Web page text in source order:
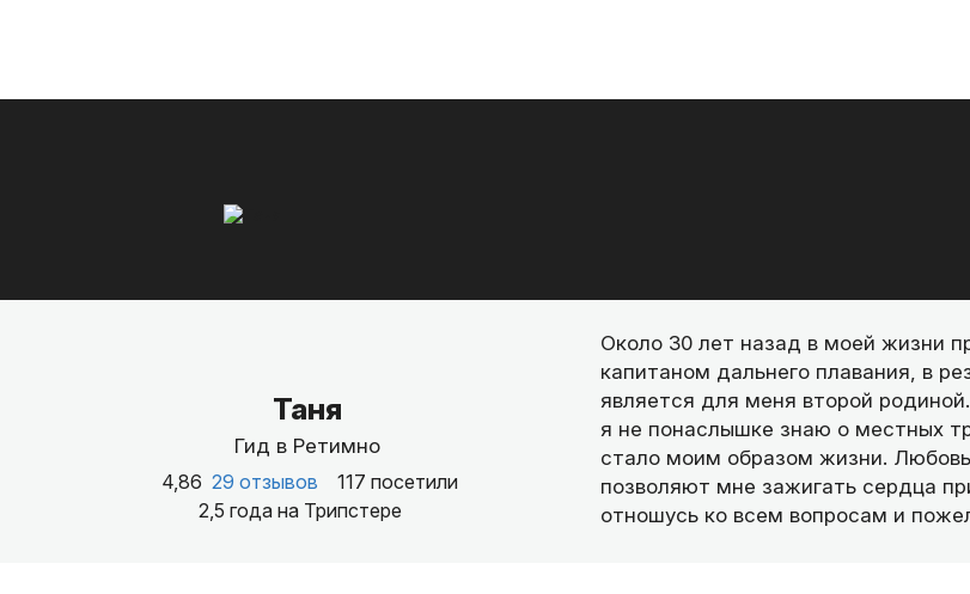
Таня
Гид в Ретимно
4,86 29 отзывов
117 посетили
2,5 года на Трипстере
Около 30 лет назад в моей жизни
капитаном дальнего плавания, в
является для меня второй
я не понаслышке знаю о местных
стало моим образом жизни.
позволяют мне зажигать сердца
отношусь ко всем вопросам и